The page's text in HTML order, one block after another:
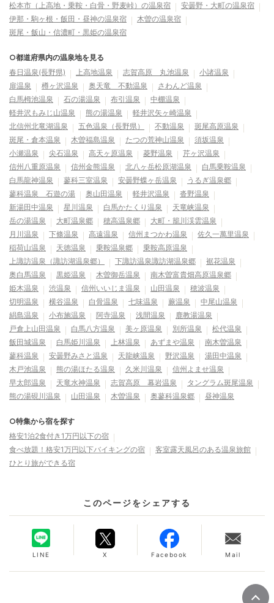
松本市（上高地・乗鞍・白骨・野麦峠）の温泉宿
安曇野・大町の温泉宿
伊那・駒ヶ根・飯田・昼神の温泉宿
木曽の温泉宿
斑尾・飯山・信濃町・黒姫の温泉宿
○都道府県内の温泉地を見る
春日温泉(長野県)
上高地温泉 志賀高原 丸池温泉
小諸温泉
扉温泉
樽ヶ沢温泉 奥天竜 不動温泉
さわんど温泉
白馬栂池温泉
石の湯温泉 布引温泉
中棚温泉
軽井沢もみじ山温泉
熊の湯温泉
軽井沢矢ヶ崎温泉
北信州北竜湖温泉
五色温泉（長野県） 不動温泉
斑尾高原温泉
斑尾・倉本温泉
木曽福島温泉 たつの荒神山温泉
須坂温泉
小瀬温泉
尖石温泉 高天ヶ原温泉 菱野温泉
芹ヶ沢温泉
信州八重原温泉
信州金熊温泉 北八ヶ岳松原湖温泉
白馬乗鞍温泉
白馬龍神温泉
蓼科三室温泉 安曇野蝶ヶ岳温泉
うるぎ温泉郷
蓼科温泉 石遊の湯
奥山田温泉 軽井沢温泉
沓野温泉
新湯田中温泉
星川温泉 白馬かたくり温泉
天竜峡温泉
岳の湯温泉
大町温泉郷 穂高温泉郷
大町・籠川渓雲温泉
月川温泉
下條温泉 高遠温泉 信州まつかわ温泉
佐久一萬里温泉
稲荷山温泉
天徳温泉 乗鞍温泉郷
乗鞍高原温泉
上諏訪温泉（諏訪湖温泉郷）
下諏訪温泉諏訪湖温泉郷
裾花温泉
奥白馬温泉
黒姫温泉 木曽御岳温泉
南木曽富貴畑高原温泉郷
姫木温泉
渋温泉 信州いいじま温泉 山田温泉
穂波温泉
切明温泉
横谷温泉 白骨温泉 七味温泉 蕨温泉
中尾山温泉
絹島温泉
小布施温泉 阿寺温泉 浅間温泉
鹿教湯温泉
戸倉上山田温泉
白馬八方温泉 美ヶ原温泉 別所温泉
松代温泉
飯田城温泉
白馬姫川温泉 上林温泉 あずまや温泉
南木曽温泉
蓼科温泉
安曇野みさと温泉 天龍峡温泉 野沢温泉
湯田中温泉
木戸池温泉
熊の湯ほたる温泉 久米川温泉
信州よませ温泉
早太郎温泉
天竜水神温泉 志賀高原 幕岩温泉
タングラム斑尾温泉
熊の湯硯川温泉
山田温泉 木曽温泉 奥蓼科温泉郷 昼神温泉
○特集から宿を探す
格安1泊2食付き1万円以下の宿
食べ放題！格安1万円以下バイキングの宿
客室露天風呂のある温泉旅館
ひとり旅ができる宿
このページをシェアする
LINE X Facebook Mail